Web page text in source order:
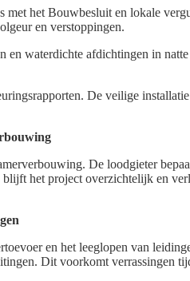
het Bouwbesluit en lokale
en verstoppingen.
waterdichte afdichtingen in
De veilige
De loodgieter
het project overzichtelijk en
en het leeglopen van
Dit voorkomt verrassingen